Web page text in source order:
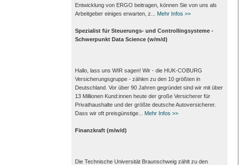
Entwicklung von ERGO beitragen, können Sie von uns als
Arbeitgeber einiges erwarten, z...
Mehr Infos >>
Spezialist für Steuerungs- und Controllingsysteme -
Schwerpunkt Data Science (w/m/d)
Hallo, lass uns WIR sagen! Wir - die HUK-COBURG
Versicherungsgruppe - zählen zu den 10 größten in
Deutschland. Vor über 90 Jahren gegründet sind wir mit über
13 Millionen Kund:innen heute der große Versicherer für
Privathaushalte und der größte deutsche Autoversicherer.
Dass wir oft preisgünstige...
Mehr Infos >>
Finanzkraft (m/w/d)
Die Technische Universität Braunschweig zählt zu den